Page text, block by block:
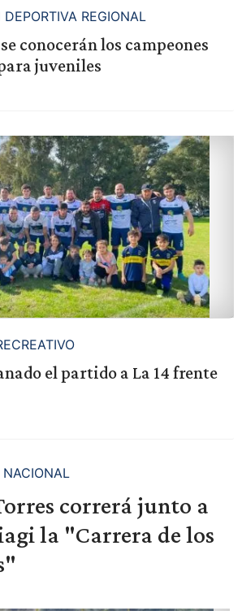
REGIONAL
conocerán los campeones
juveniles
el partido a La 14 frente
correrá junto a
la "Carrera de los